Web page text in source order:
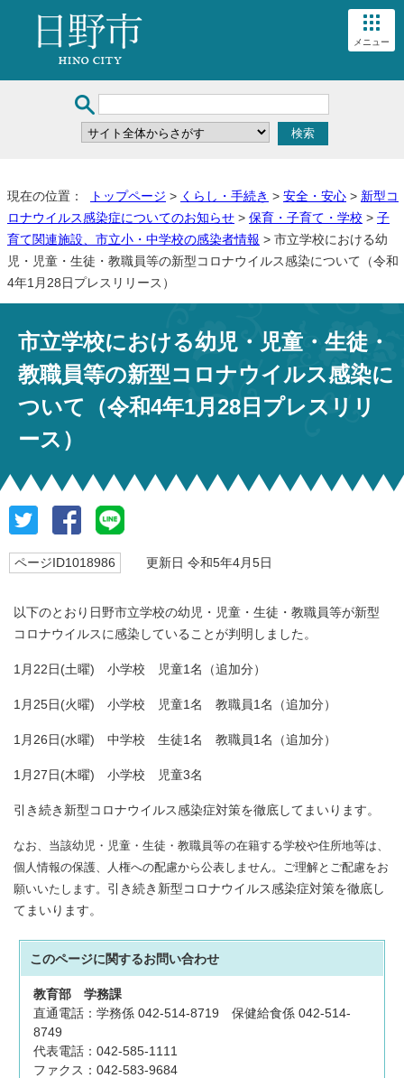
メニュー
現在の位置： トップページ > くらし・手続き > 安全・安心 > 新型コ
ロナウイルス感染症についてのお知らせ > 保育・子育て・学校 > 子
育て関連施設、市立小・中学校の感染者情報 > 市立学校における幼
児・児童・生徒・教職員等の新型コロナウイルス感染について（令和
4年1月28日プレスリリース）
市立学校における幼児・児童・生徒・
教職員等の新型コロナウイルス感染に
ついて（令和4年1月28日プレスリリ
ース）
ページID1018986 更新日 令和5年4月5日
以下のとおり日野市立学校の幼児・児童・生徒・教職員等が新型
コロナウイルスに感染していることが判明しました。
1月22日(土曜) 小学校 児童1名（追加分）
1月25日(火曜) 小学校 児童1名 教職員1名（追加分）
1月26日(水曜) 中学校 生徒1名 教職員1名（追加分）
1月27日(木曜) 小学校 児童3名
引き続き新型コロナウイルス感染症対策を徹底してまいります。
なお、当該幼児・児童・生徒・教職員等の在籍する学校や住所地等は、
個人情報の保護、人権への配慮から公表しません。ご理解とご配慮をお
願いいたします。 引き続き新型コロナウイルス感染症対策を徹底し
てまいります。
このページに関するお問い合わせ
教育部学務課
直通電話：学務係 042-514-8719 保健給食係 042-514-
8749
代表電話：042-585-1111
ファクス：042-583-9684